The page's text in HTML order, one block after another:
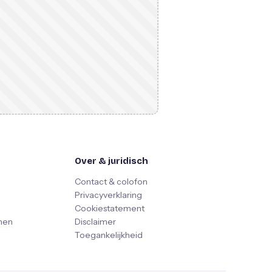
Over & juridisch
Contact & colofon
Privacyverklaring
Cookiestatement
Disclaimer
Toegankelijkheid